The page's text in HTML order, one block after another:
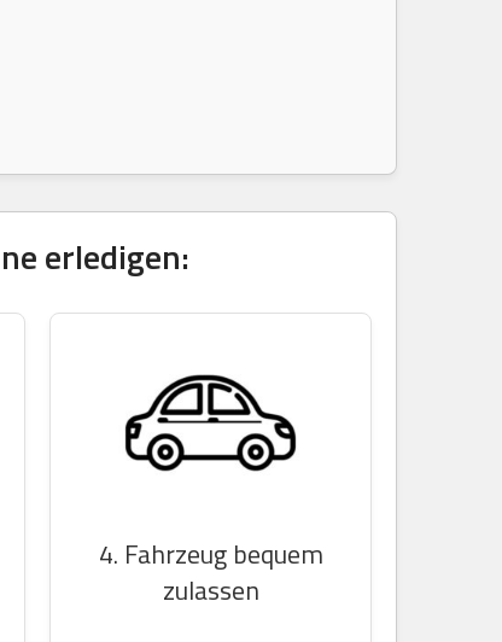
erledigen:
4. Fahrzeug bequem
zulassen